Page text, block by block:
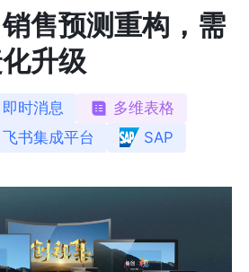
售预测重构，需
升级
即时消息
多维表格
飞书集成平台
SAP